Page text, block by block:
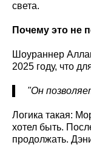
света.
Почему это не
Шоураннер
2025 году, что
"Он
Логика такая:
хотел быть.
продолжать.